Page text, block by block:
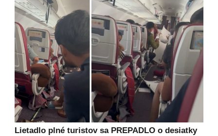
Lietadlo plné turistov sa PREPADLO o desiatky